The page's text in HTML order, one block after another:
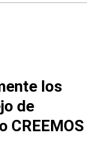
los
de
CREEMOS